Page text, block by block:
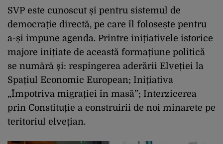
SVP este cunoscut și pentru sistemul de
democrație directă, pe care îl folosește pentru
a-și impune agenda. Printre inițiativele istorice
majore inițiate de această formațiune politică
se numără și: respingerea aderării Elveției la
Spațiul Economic European; Inițiativa
„Împotriva migrației în masă”; Interzicerea
prin Constituție a construirii de noi minarete pe
teritoriul elvețian.